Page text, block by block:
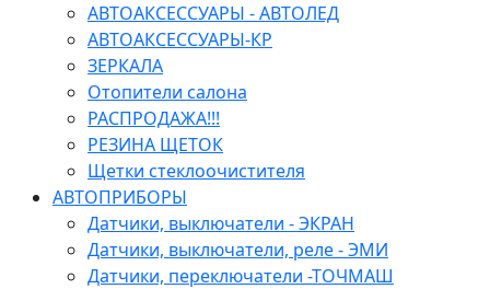
АВТОАКСЕССУАРЫ - АВТОЛЕД
АВТОАКСЕССУАРЫ-КР
ЗЕРКАЛА
Отопители салона
РАСПРОДАЖА!!!
РЕЗИНА ЩЕТОК
Щетки стеклоочистителя
АВТОПРИБОРЫ
Датчики, выключатели - ЭКРАН
Датчики, выключатели, реле - ЭМИ
Датчики, переключатели -ТОЧМАШ